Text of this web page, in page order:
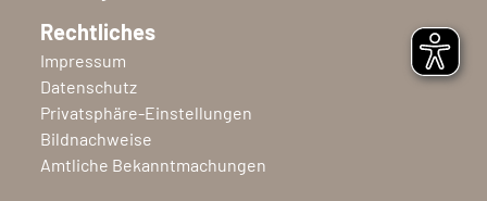
Rechtliches
Impressum
Datenschutz
Privatsphäre-Einstellungen
Bildnachweise
Amtliche Bekanntmachungen